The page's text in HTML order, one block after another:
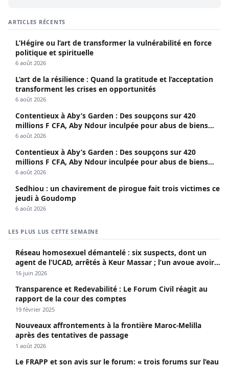
ARTICLES RÉCENTS
L’Hégire ou l’art de transformer la vulnérabilité en force
politique et spirituelle
6 août 2026
L’art de la résilience : Quand la gratitude et l’acceptation
transforment les crises en opportunités
6 août 2026
Contentieux à Aby’s Garden : Des soupçons sur 420
millions F CFA, Aby Ndour inculpée pour abus de biens
sociaux
6 août 2026
Contentieux à Aby’s Garden : Des soupçons sur 420
millions F CFA, Aby Ndour inculpée pour abus de biens
sociaux
6 août 2026
Sedhiou : un chavirement de pirogue fait trois victimes ce
jeudi à Goudomp
6 août 2026
LES PLUS LUS CETTE SEMAINE
Réseau homosexuel démantelé : six suspects, dont un
agent de l’UCAD, arrêtés à Keur Massar ; l’un avoue avoir
propagé le VIH depuis 2018
16 juin 2026
Transparence et Redevabilité : Le Forum Civil réagit au
rapport de la cour des comptes
19 février 2025
Nouveaux affrontements à la frontière Maroc-Melilla
après des tentatives de passage
1 août 2026
Le FRAPP et son avis sur le forum: « trois forums sur l’eau